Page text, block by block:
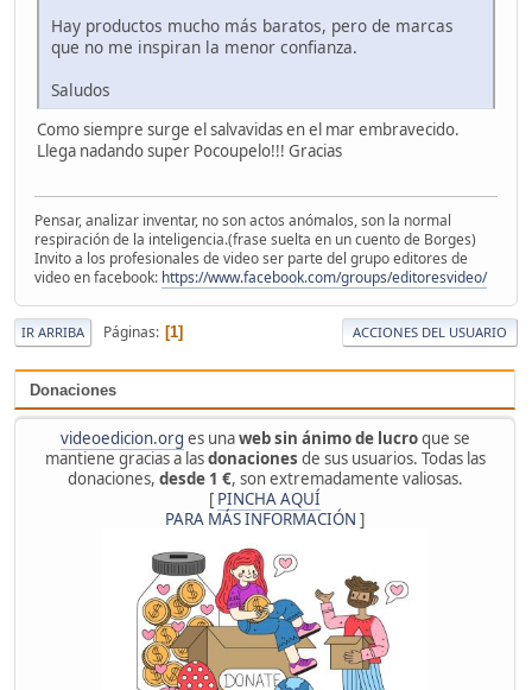
Donaciones
videoedicion.org es unaweb sin ánimo de lucroque se
mantiene gracias a lasdonaciones de sus usuarios. Todas las
donaciones, desde 1 €, son extremadamente valiosas.
[ PINCHA AQUÍ
PARA MÁS INFORMACIÓN ]
Hay productos mucho más baratos, pero de marcas
que no me inspiran la menor confianza.
Saludos
Como siempre surge el salvavidas en el mar embravecido.
Llega nadando super Pocoupelo!!! Gracias
Pensar, analizar inventar, no son actos anómalos, son la normal
respiración de la inteligencia.(frase suelta en un cuento de Borges)
Invito a los profesionales de video ser parte del grupo editores de
video en facebook: https://www.facebook.com/groups/editoresvideo/
IR ARRIBA Páginas 1 ACCIONES DEL USUARIO